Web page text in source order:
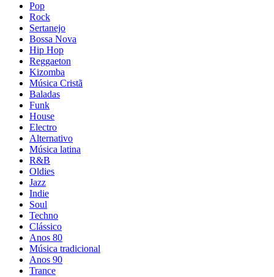
Pop
Rock
Sertanejo
Bossa Nova
Hip Hop
Reggaeton
Kizomba
Música Cristã
Baladas
Funk
House
Electro
Alternativo
Música latina
R&B
Oldies
Jazz
Indie
Soul
Techno
Clássico
Anos 80
Música tradicional
Anos 90
Trance